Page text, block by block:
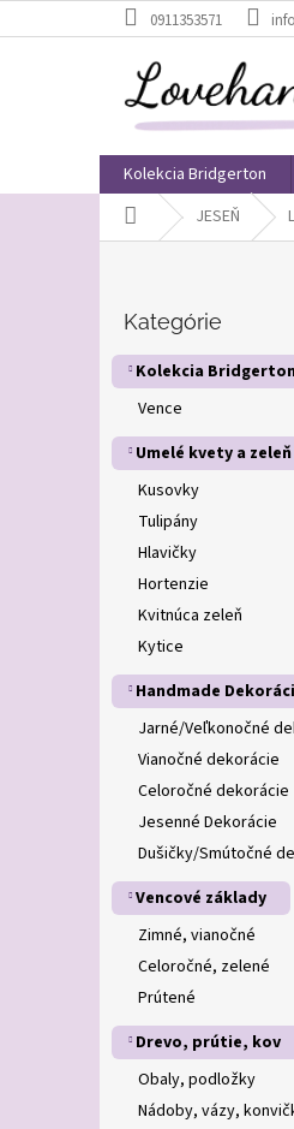
na
0911353571
Kolekcia Bridgerton
Domov JESEŇ
p
n
e
kategórie
Kategórie
Kolekcia Bridgerton
Vence
Umelé kvety a zeleň
Kusovky
Tulipány
Hlavičky
Hortenzie
Kvitnúca zeleň
Kytice
Handmade
Jarné/Veľkonočné
Vianočné dekorácie
Celoročné dekorácie
Jesenné Dekorácie
Dušičky/Smútočné
Vencové základy
Zimné, vianočné
Celoročné, zelené
Prútené
Drevo, prútie, kov
Obaly, podložky
Nádoby, vázy,